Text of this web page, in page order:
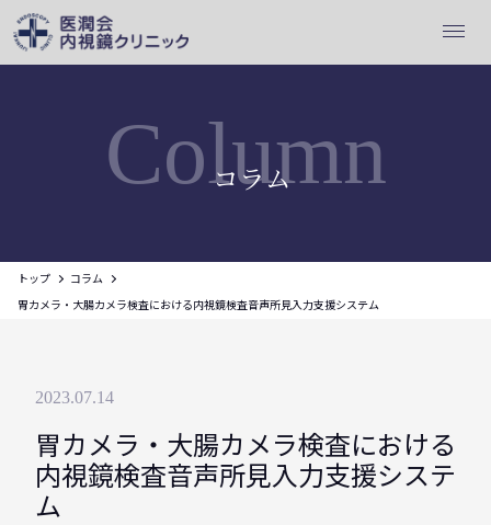
Column
コラム
トップ
コラム
胃カメラ・大腸カメラ検査における内視鏡検査音声所見入力支援システム
2023.07.14
胃カメラ・大腸カメラ検査における
内視鏡検査音声所見入力支援システ
ム